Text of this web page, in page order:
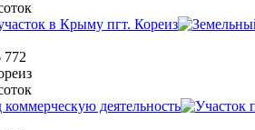
в Крыму пгт. Кореиз
772
деятельность